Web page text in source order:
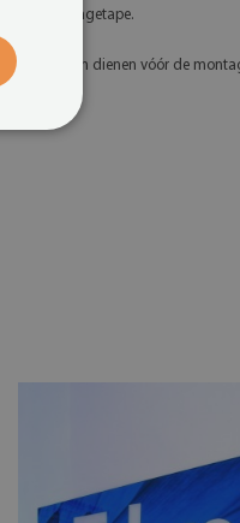
montagetape.
afwijkingen dienen vóór de